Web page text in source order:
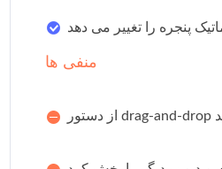
منفی ها